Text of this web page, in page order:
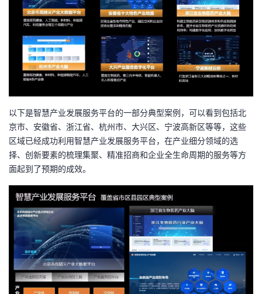
以下是智慧产业发展服务平台的一部分典型案例，可以看到包括北
京市、安徽省、浙江省、杭州市、大兴区、宁波高新区等等，这些
区域已经成功利用智慧产业发展服务平台，在产业细分领域的选
择、创新要素的梳理集聚、精准招商和企业全生命周期的服务等方
面起到了预期的成效。